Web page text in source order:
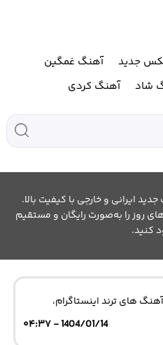
جدید
آهنگ غمگین
شاد آهنگ کردی
ایرانی و خارجی با کیفیت بالا.
روز را به‌صورت رایگان و مستقیم
کنید.
آهنگ های ترند اینستاگرام،
1404/01/14 - ۰۴:۳۷